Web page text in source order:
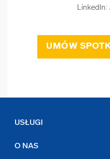
LinkedIn:
UMÓW
USŁUGI
O NAS